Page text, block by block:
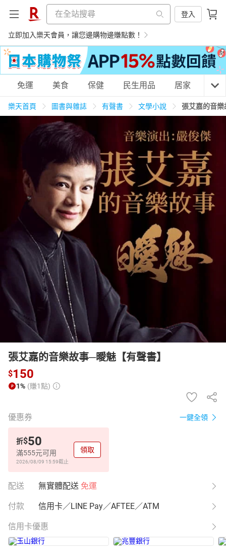
登入
立即加入樂天會員，讓您邊購物邊賺點數！
購物網分類
天天免運 美食蛋糕 養生保健 民生用品
居家生活 3C家電 運動休閒 親子玩具
男裝
日本購物 電子/紙本書
免運 美食 保健 民生用品 居家 3C
樂天首頁 圖書與雜誌 有聲書 文學小說 張艾嘉的音
張艾嘉的音樂故事─曖魅【有聲書】
$150
1% (賺1點)
優惠券 一鍵全領
折$50
滿555元可用
2026/08/09 15:59截止
領取
配送 無實體配送 免運
付款 信用卡／LINE Pay／AFTEE／ATM
信用卡優惠